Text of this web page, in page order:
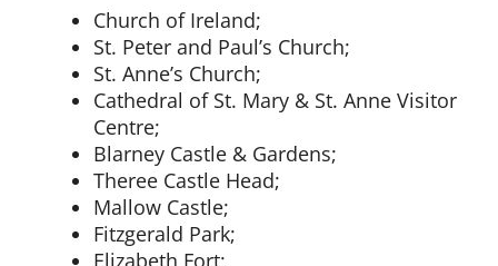
Church of Ireland;
St. Peter and Paul’s Church;
St. Anne’s Church;
Cathedral of St. Mary & St. Anne Visitor
Centre;
Blarney Castle & Gardens;
Theree Castle Head;
Mallow Castle;
Fitzgerald Park;